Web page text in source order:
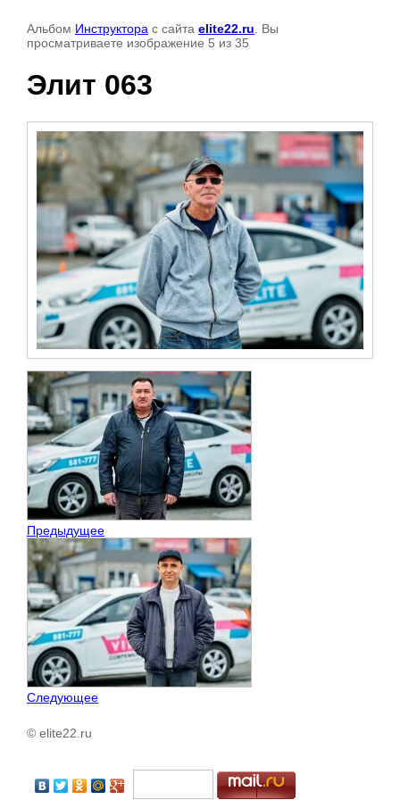
Альбом Инструктора с сайта elite22.ru . Вы
просматриваете изображение 5 из 35
Элит 063
Предыдущее
Следующее
© elite22.ru